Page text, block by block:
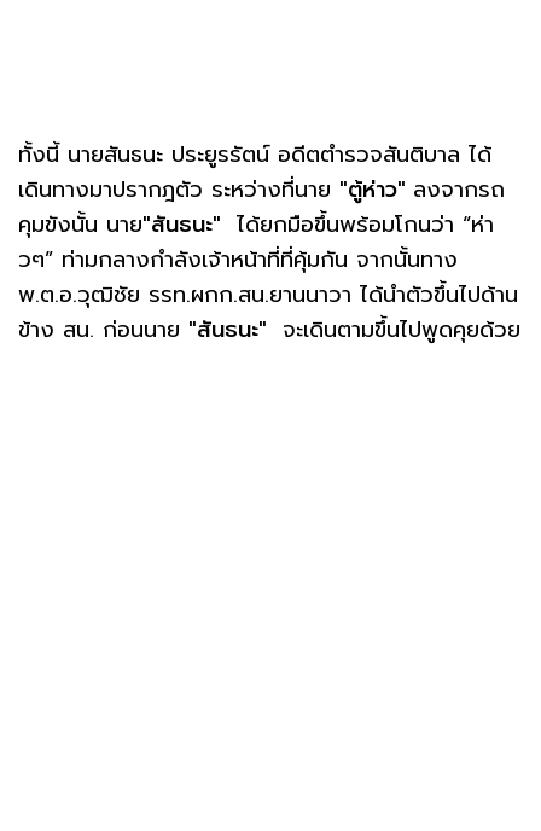
ทั้งนี้ นายสันธนะ ประยูรรัตน์ อดีตตำรวจสันติบาล ได้
เดินทางมาปรากฎตัว ระหว่างที่นาย "ตู้ห่าว" ลงจากรถ
คุมขังนั้น นาย"สันธนะ" ได้ยกมือขึ้นพร้อมโกนว่า “ห่า
วๆ” ท่ามกลางกำลังเจ้าหน้าที่ที่คุ้มกัน จากนั้นทาง
พ.ต.อ.วุฒิชัย รรท.ผกก.สน.ยานนาวา ได้นำตัวขึ้นไปด้าน
ข้าง สน. ก่อนนาย "สันธนะ" จะเดินตามขึ้นไปพูดคุยด้วย